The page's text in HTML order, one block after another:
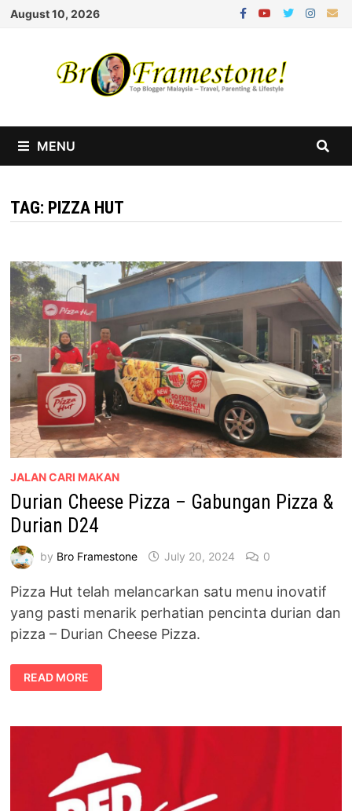
Skip
August 10, 2026
MENU
TAG: PIZZA HUT
JALAN CARI MAKAN
Durian Cheese Pizza – Gabungan Pizza &
Durian D24
by Bro Framestone July 20, 2024 0
Pizza Hut telah melancarkan satu menu inovatif
yang pasti menarik perhatian pencinta durian dan
pizza – Durian Cheese Pizza.
DURIAN
CHEESE
PIZZA
PIZZA
READ MORE